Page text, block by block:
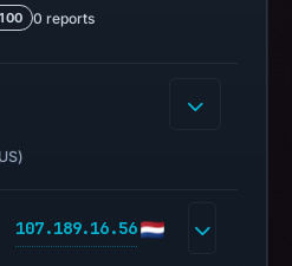
0 reports
107.189.16.56